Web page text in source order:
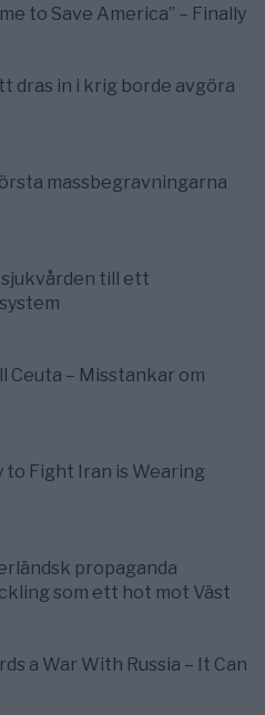
to Save America” – Finally
dras in i krig borde avgöra
massbegravningarna
sjukvården till ett
Ceuta – Misstankar om
to Fight Iran is Wearing
propaganda
som ett hot mot Väst
a War With Russia – It Can